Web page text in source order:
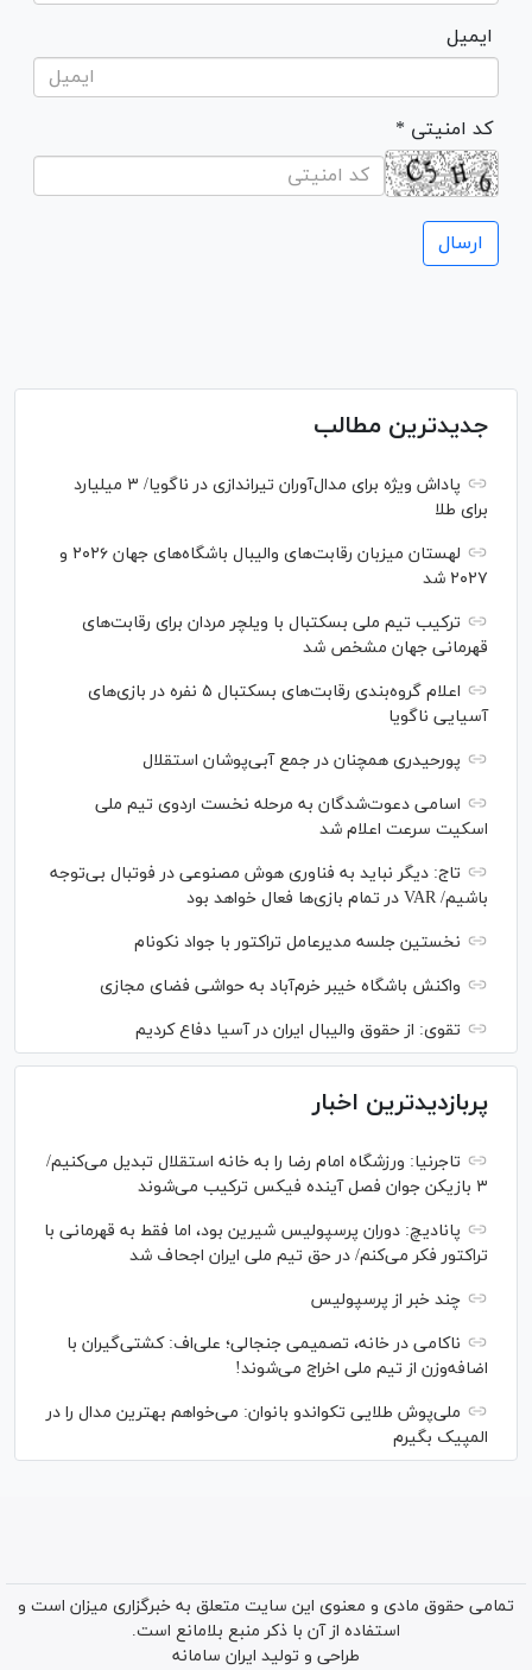
ایمیل
* کد امنیتی
جدیدترین مطالب
پاداش ویژه برای مدال‌آوران تیراندازی در ناگویا/ ۳ میلیارد
برای طلا
لهستان میزبان رقابت‌های والیبال باشگاه‌های جهان ۲۰۲۶ و
۲۰۲۷ شد
ترکیب تیم ملی بسکتبال با ویلچر مردان برای رقابت‌های
قهرمانی جهان مشخص شد
اعلام گروه‌بندی رقابت‌های بسکتبال ۵ نفره در بازی‌های
آسیایی ناگویا
پورحیدری همچنان در جمع آبی‌پوشان استقلال
اسامی دعوت‌شدگان به مرحله نخست اردوی تیم ملی
اسکیت سرعت اعلام شد
تاج: دیگر نباید به فناوری هوش مصنوعی در فوتبال بی‌توجه
باشیم/ VAR در تمام بازی‌ها فعال خواهد بود
نخستین جلسه مدیرعامل تراکتور با جواد نکونام
واکنش باشگاه خیبر خرم‌آباد به حواشی فضای مجازی
تقوی: از حقوق والیبال ایران در آسیا دفاع کردیم
پربازدیدترین اخبار
تاجرنیا: ورزشگاه امام رضا را به خانه استقلال تبدیل می‌کنیم/
۳ بازیکن جوان فصل آینده فیکس ترکیب می‌شوند
پانادیچ: دوران پرسپولیس شیرین بود، اما فقط به قهرمانی با
تراکتور فکر می‌کنم/ در حق تیم ملی ایران اجحاف شد
چند خبر از پرسپولیس
ناکامی در خانه، تصمیمی جنجالی؛ علی‌اف: کشتی‌گیران با
اضافه‌وزن از تیم ملی اخراج می‌شوند!
ملی‌پوش‌ طلایی تکواندو بانوان: می‌خواهم بهترین مدال را در
المپیک بگیرم
تمامی حقوق مادی و معنوی این سایت متعلق به خبرگزاری میزان است و
استفاده از آن با ذکر منبع بلامانع است.
طراحی و تولید ایران سامانه